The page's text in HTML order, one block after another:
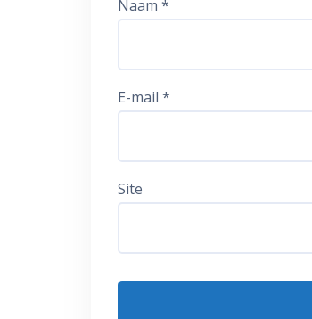
Naam *
E-mail *
Site